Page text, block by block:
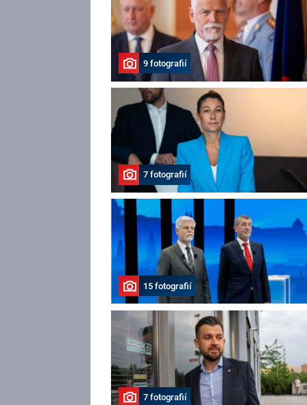
9 fotografií
7 fotografií
15 fotografií
7 fotografií